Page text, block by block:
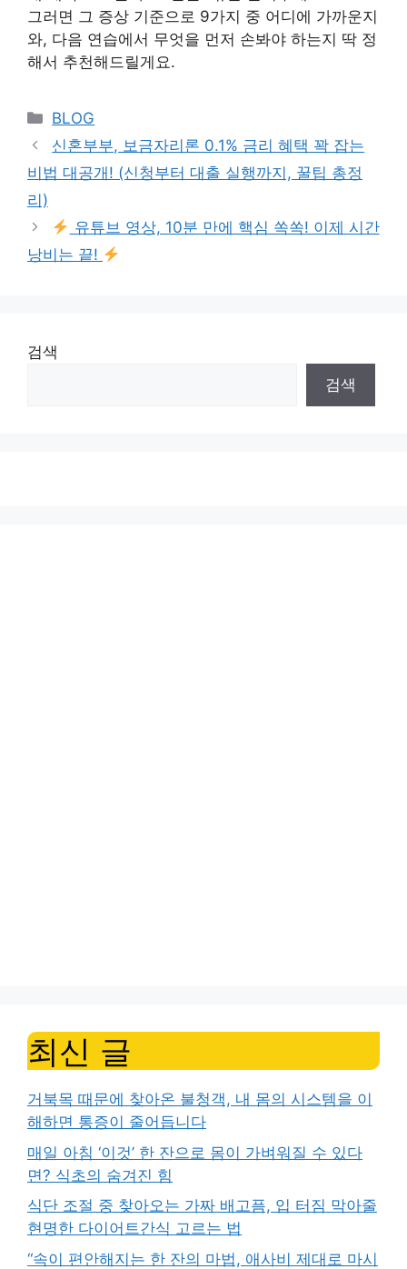
그러면 그 증상 기준으로 9가지 중 어디에 가까운지
와, 다음 연습에서 무엇을 먼저 손봐야 하는지 딱 정
해서 추천해드릴게요.
Categories
BLOG
신혼부부, 보금자리론 0.1% 금리 혜택 꽉 잡는
비법 대공개! (신청부터 대출 실행까지, 꿀팁 총정
리)
유튜브 영상, 10분 만에 핵심 쏙쏙! 이제 시간
낭비는 끝!
검색
검색
최신 글
거북목 때문에 찾아온 불청객, 내 몸의 시스템을 이
해하면 통증이 줄어듭니다
매일 아침 ‘이것’ 한 잔으로 몸이 가벼워질 수 있다
면? 식초의 숨겨진 힘
식단 조절 중 찾아오는 가짜 배고픔, 입 터짐 막아줄
현명한 다이어트간식 고르는 법
“속이 편안해지는 한 잔의 마법, 애사비 제대로 마시